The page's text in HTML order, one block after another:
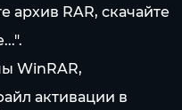
архив RAR, скачайте
WinRAR,
активации в